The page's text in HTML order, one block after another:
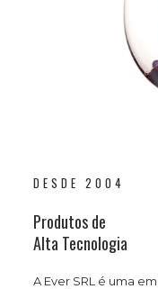
DESDE 2004
Produtos de
Alta Tecnologia
A Ever SRL é uma